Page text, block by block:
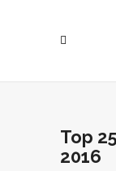
Top
2016